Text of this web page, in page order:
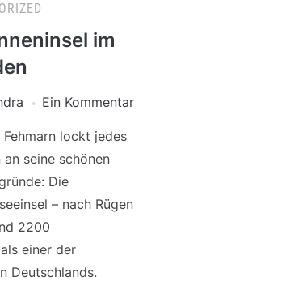
im
Ein Kommentar
lockt jedes
seine schönen
Die
– nach Rügen
2200
einer der
Deutschlands.